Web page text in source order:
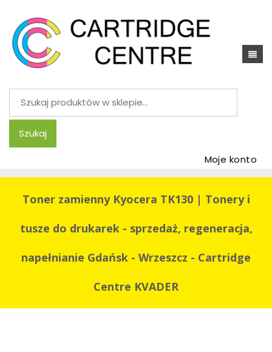
Szukaj:
Szukaj
Moje konto
Toner zamienny Kyocera TK130 | Tonery i
tusze do drukarek - sprzedaż, regeneracja,
napełnianie Gdańsk - Wrzeszcz - Cartridge
Centre KVADER